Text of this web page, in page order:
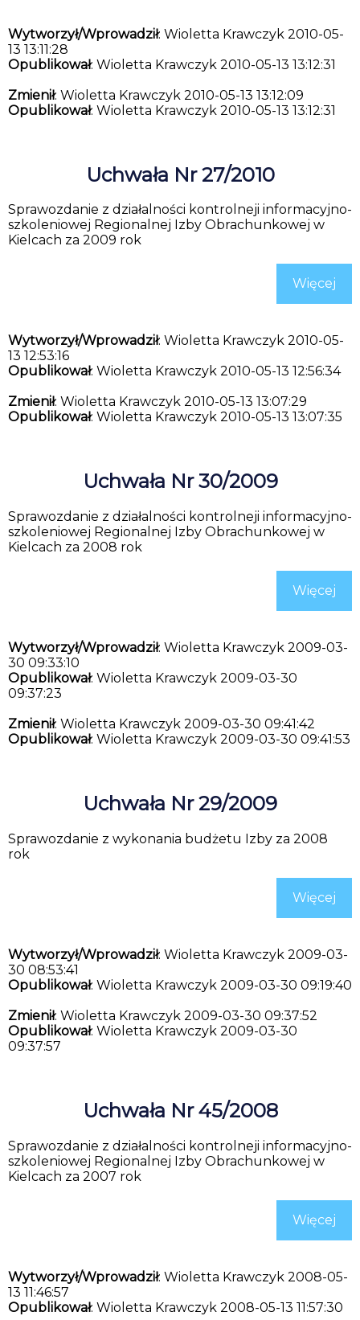
Wytworzył/Wprowadził: Wioletta Krawczyk 2010-05-
13 13:11:28
Opublikował: Wioletta Krawczyk 2010-05-13 13:12:31
Zmienił: Wioletta Krawczyk 2010-05-13 13:12:09
Opublikował: Wioletta Krawczyk 2010-05-13 13:12:31
Uchwała Nr 27/2010
Sprawozdanie z działalności kontrolneji informacyjno-
szkoleniowej Regionalnej Izby Obrachunkowej w
Kielcach za 2009 rok
Więcej
Wytworzył/Wprowadził: Wioletta Krawczyk 2010-05-
13 12:53:16
Opublikował: Wioletta Krawczyk 2010-05-13 12:56:34
Zmienił: Wioletta Krawczyk 2010-05-13 13:07:29
Opublikował: Wioletta Krawczyk 2010-05-13 13:07:35
Uchwała Nr 30/2009
Sprawozdanie z działalności kontrolneji informacyjno-
szkoleniowej Regionalnej Izby Obrachunkowej w
Kielcach za 2008 rok
Więcej
Wytworzył/Wprowadził: Wioletta Krawczyk 2009-03-
30 09:33:10
Opublikował: Wioletta Krawczyk 2009-03-30
09:37:23
Zmienił: Wioletta Krawczyk 2009-03-30 09:41:42
Opublikował: Wioletta Krawczyk 2009-03-30 09:41:53
Uchwała Nr 29/2009
Sprawozdanie z wykonania budżetu Izby za 2008
rok
Więcej
Wytworzył/Wprowadził: Wioletta Krawczyk 2009-03-
30 08:53:41
Opublikował: Wioletta Krawczyk 2009-03-30 09:19:40
Zmienił: Wioletta Krawczyk 2009-03-30 09:37:52
Opublikował: Wioletta Krawczyk 2009-03-30
09:37:57
Uchwała Nr 45/2008
Sprawozdanie z działalności kontrolneji informacyjno-
szkoleniowej Regionalnej Izby Obrachunkowej w
Kielcach za 2007 rok
Więcej
Wytworzył/Wprowadził: Wioletta Krawczyk 2008-05-
13 11:46:57
Opublikował: Wioletta Krawczyk 2008-05-13 11:57:30